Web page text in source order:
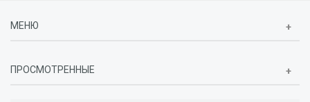
МЕНЮ
ПРОСМОТРЕННЫЕ